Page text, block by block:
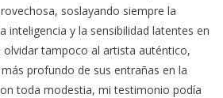
soslayando siempre la
inteligencia y la sensibilidad latentes en
tampoco al artista auténtico,
profundo de sus entrañas en la
toda modestia, mi testimonio podía